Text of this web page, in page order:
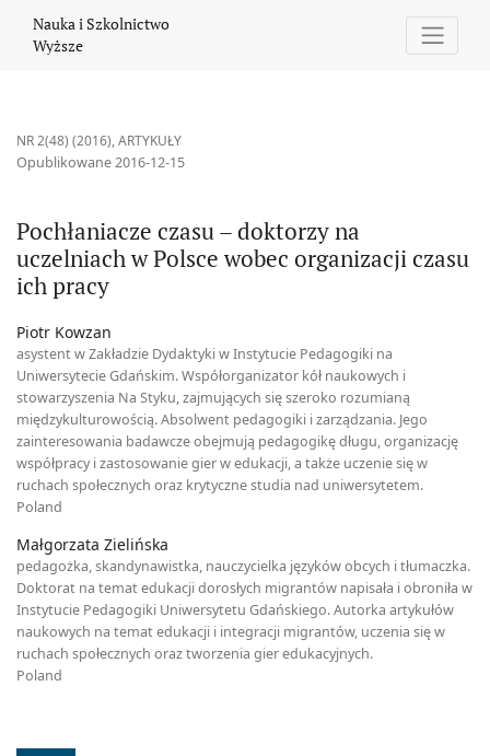
Nauka i Szkolnictwo
Wyższe
NR 2(48) (2016),ARTYKUŁY
Pochłaniacze czasu – doktorzy na
uczelniach w Polsce wobec organizacji czasu
ich pracy
Opublikowane 2016-12-15
Piotr Kowzan
asystent w Zakładzie Dydaktyki w Instytucie Pedagogiki na
Uniwersytecie Gdańskim. Współorganizator kół naukowych i
stowarzyszenia Na Styku, zajmujących się szeroko rozumianą
międzykulturowością. Absolwent pedagogiki i zarządzania. Jego
zainteresowania badawcze obejmują pedagogikę długu, organizację
współpracy i zastosowanie gier w edukacji, a także uczenie się w
ruchach społecznych oraz krytyczne studia nad uniwersytetem.
Poland
Małgorzata Zielińska
pedagożka, skandynawistka, nauczycielka języków obcych i tłumaczka.
Doktorat na temat edukacji dorosłych migrantów napisała i obroniła w
Instytucie Pedagogiki Uniwersytetu Gdańskiego. Autorka artykułów
naukowych na temat edukacji i integracji migrantów, uczenia się w
ruchach społecznych oraz tworzenia gier edukacyjnych.
Poland